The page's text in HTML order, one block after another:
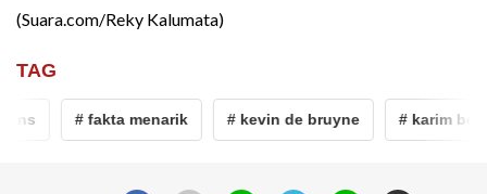
(Suara.com/Reky Kalumata)
TAG
# fakta menarik # kevin de bruyne # karim